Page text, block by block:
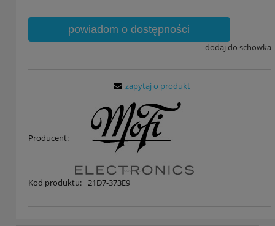
powiadom o dostępności
dodaj do schowka
Producent:
Kod produktu: 21D7-373E9
zapytaj o produkt